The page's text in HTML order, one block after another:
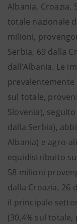
Albania, Croazia,
totale nazionale
milioni,
Serbia, 69 dalla
dall’Albania. Le
prevalentemente
sul totale,
Slovenia),
dalla Serbia),
Albania) e agro-
equidistribuito
58 milioni
dalla Croazia, 26
il principale
(30,4% sul totale,